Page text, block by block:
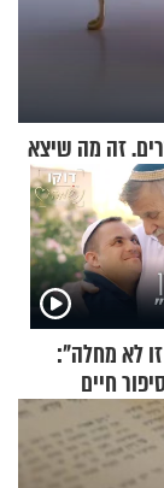
זה מה שיצא
לא מחלה":
חיים